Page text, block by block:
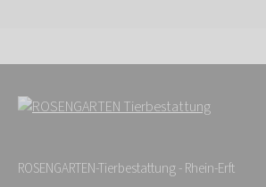
ROSENGARTEN-Tierbestattung - Rhein-Erft